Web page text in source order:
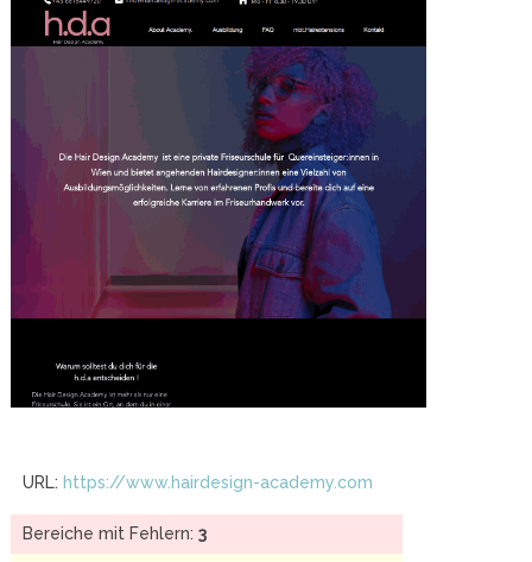
URL: https://www.hairdesign-academy.com
Bereiche mit Fehlern: 3